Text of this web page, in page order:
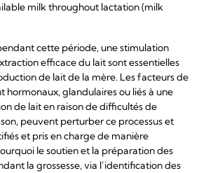
milk throughout lactation (milk
cette période, une stimulation
efficace du lait sont essentielles
de lait de la mère. Les facteurs de
hormonaux, glandulaires ou liés à une
de lait en raison de difficultés de
peuvent perturber ce processus et
et pris en charge de manière
le soutien et la préparation des
la grossesse, via l’identification des